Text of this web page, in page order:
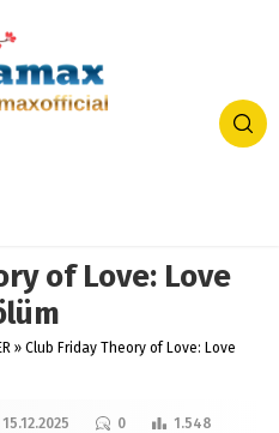
of Love: Love
» Club Friday Theory of Love: Love
15.12.2025 0 1.548